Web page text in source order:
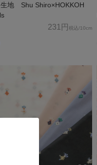
生地 Shu Shiro×HOKKOH
231円 税込/10cm